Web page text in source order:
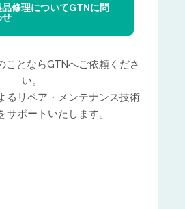
品修理についてGTNに問
せ
ことならGTNへご依頼くださ
い。
るリペア・メンテナンス技術
サポートいたします。